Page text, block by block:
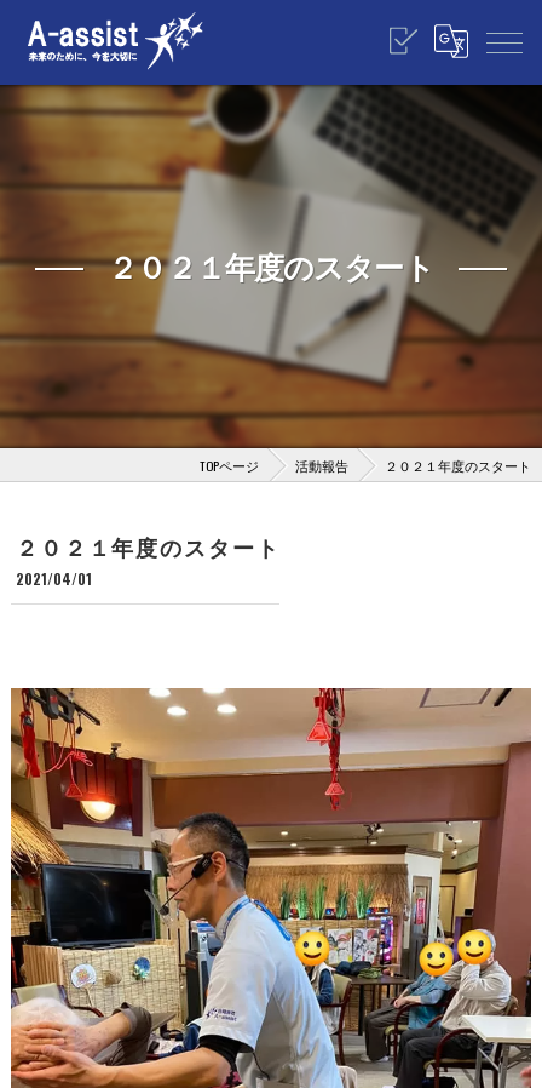
２０２１年度のスタート
TOPページ 活動報告 ２０２１年度のスタート
２０２１年度のスタート
2021/04/01